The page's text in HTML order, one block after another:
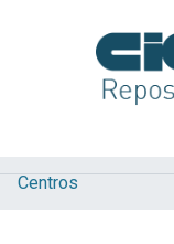
Explorar
Centros